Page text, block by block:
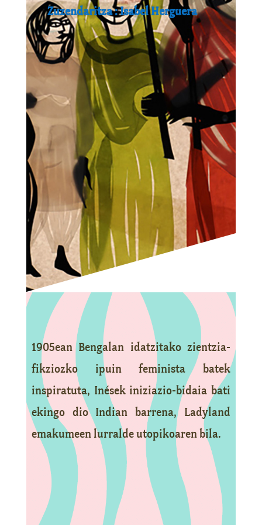
Zuzendaritza : Isabel Herguera
1905ean Bengalan idatzitako zientzia-
fikziozko ipuin feminista batek
inspiratuta, Inések iniziazio-bidaia bati
ekingo dio Indian barrena, Ladyland
emakumeen lurralde utopikoaren bila.